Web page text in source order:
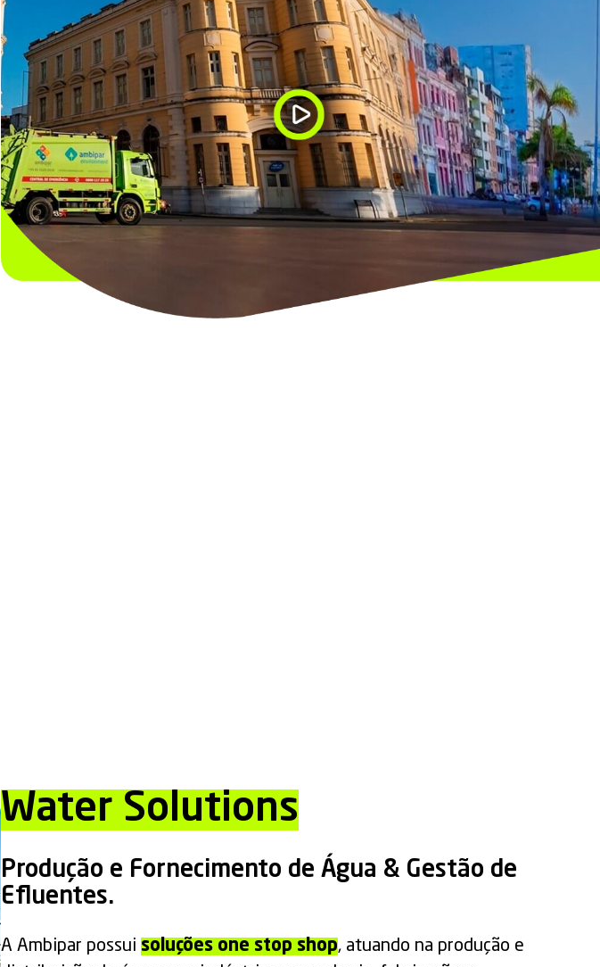
Water Solutions
Produção e Fornecimento de Água & Gestão de
Efluentes.
A Ambipar possui soluções one stop shop, atuando na produção e